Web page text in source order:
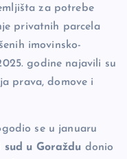
za potrebe
privatnih parcela
imovinsko-
godine najavili su
prava, domove i
se u januaru
sud u Goraždu donio